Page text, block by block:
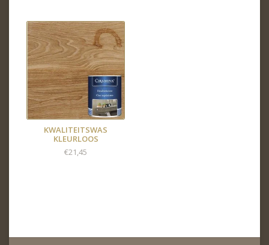
KWALITEITSWAS
KLEURLOOS
€21,45